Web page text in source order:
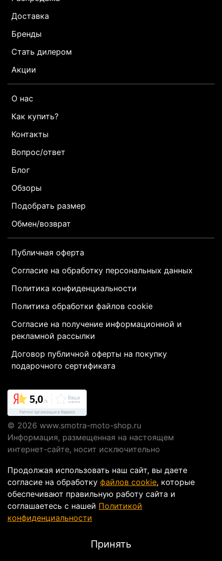
Доставка
Бренды
Стать дилером
Акции
О нас
Как купить?
Контакты
Вопрос/ответ
Блог
Обзоры
Подобрать размер
Обмен/возврат
Публичная оферта
Согласие на обработку персональных данных
Политика конфиденциальности
Политика обработки файлов cookie
Согласие на получение информационной и
рекламной рассылки
Договор публичной оферты на покупку
подарочного сертификата
© 2026 www.smotra-moto-shop.ru
Информация, размещенная на настоящем
интернет-сайте, носит исключительно
публичной офертой, определяемой положениями
Статьи 437 ГК РФ.
Интернет-магазин мотоэкипировки в Москве
ИП Кусакин Александр ИНН 772072986238 ОГРН
Продолжая использовать наш сайт, вы даете
согласие на обработку файлов cookie, которые
обеспечивают правильную работу сайта и
соглашаетесь с нашей Политикой
конфиденциальности
Принять